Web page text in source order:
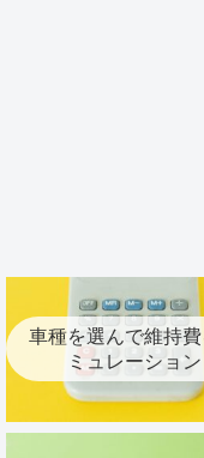
車種を選んで維持
ミュレーション